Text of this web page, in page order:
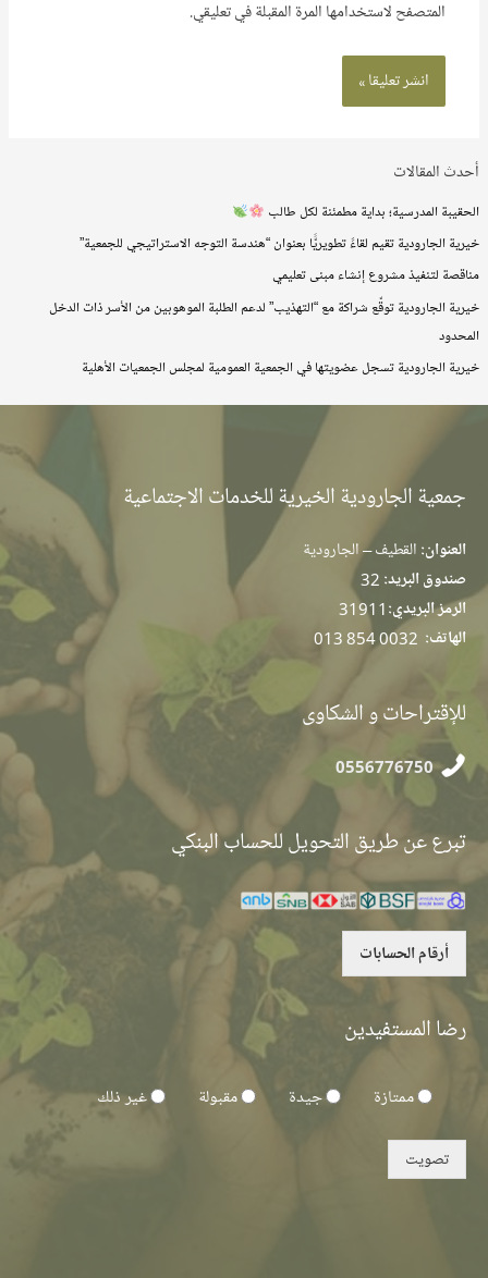
أحدث المقالات
الحقيبة المدرسية؛ بداية مطمئنة لكل طالب
خيرية الجارودية تقيم لقاءً تطويريًّا بعنوان “هندسة التوجه الاستراتيجي للجمعية”
مناقصة لتنفيذ مشروع إنشاء مبنى تعليمي
خيرية الجارودية توقّع شراكة مع “التهذيب” لدعم الطلبة الموهوبين من الأسر ذات الدخل
المحدود
خيرية الجارودية تسجل عضويتها في الجمعية العمومية لمجلس الجمعيات الأهلية
المتصفح لاستخدامها المرة المقبلة في تعليقي.
جمعية الجارودية الخيرية للخدمات الاجتماعية
العنوان: القطيف – الجارودية
صندوق البريد:
الرمز البريدي: 31911
الهاتف: 013 854 0032
للإقتراحات و الشكاوى
0556776750
تبرع عن طريق التحويل للحساب البنكي
أرقام الحسابات
رضا المستفيدين
ممتازة جيدة مقبولة غير ذلك
تصويت